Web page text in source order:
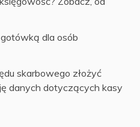
dla osób
skarbowego złożyć
danych dotyczących kasy